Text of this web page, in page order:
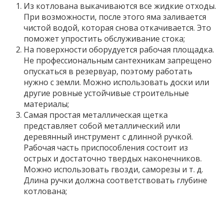
Из котлована выкачиваются все жидкие отходы.
При возможности, после этого яма заливается
чистой водой, которая снова откачивается. Это
поможет упростить обслуживание стока;
На поверхности оборудуется рабочая площадка.
Не профессиональным сантехникам запрещено
опускаться в резервуар, поэтому работать
нужно с земли. Можно использовать доски или
другие ровные устойчивые строительные
материалы;
Самая простая металлическая щетка
представляет собой металлический или
деревянный инструмент с длинной ручкой.
Рабочая часть приспособления состоит из
острых и достаточно твердых наконечников.
Можно использовать гвозди, саморезы и т. д.
Длина ручки должна соответствовать глубине
котлована;